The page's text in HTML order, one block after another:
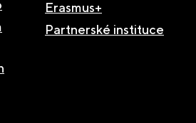
Erasmus+
Partnerské instituce